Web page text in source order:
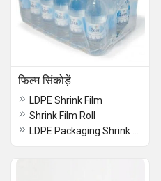
फिल्म सिंकोड़ें
LDPE Shrink Film
Shrink Film Roll